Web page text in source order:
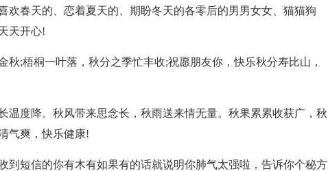
欢春天的、恋着夏天的、期盼冬天的各零后的男男女女、猫猫狗
天开心!
秋;梧桐一叶落，秋分之季忙丰收;祝愿朋友你，快乐秋分寿比山，
温度降。秋风带来思念长，秋雨送来情无量。秋果累累收获广，秋
气爽，快乐健康!
到短信的你有木有如果有的话就说明你肺气太强啦，告诉你个秘方